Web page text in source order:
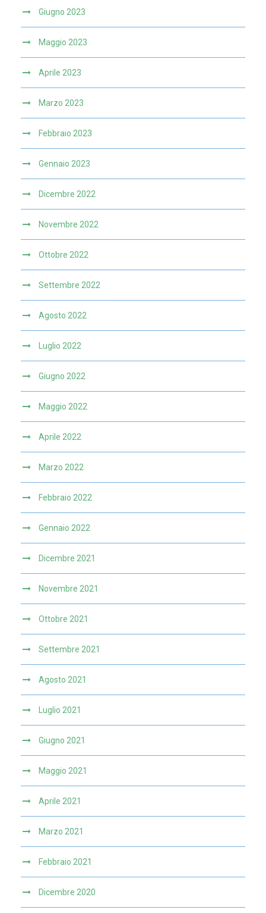
Giugno 2023
Maggio 2023
Aprile 2023
Marzo 2023
Febbraio 2023
Gennaio 2023
Dicembre 2022
Novembre 2022
Ottobre 2022
Settembre 2022
Agosto 2022
Luglio 2022
Giugno 2022
Maggio 2022
Aprile 2022
Marzo 2022
Febbraio 2022
Gennaio 2022
Dicembre 2021
Novembre 2021
Ottobre 2021
Settembre 2021
Agosto 2021
Luglio 2021
Giugno 2021
Maggio 2021
Aprile 2021
Marzo 2021
Febbraio 2021
Dicembre 2020